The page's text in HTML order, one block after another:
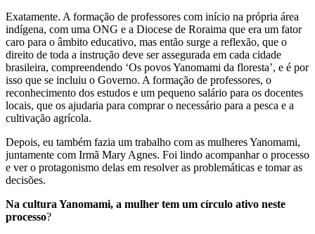
Exatamente. A formação de professores com início na própria área
indígena, com uma ONG e a Diocese de Roraima que era um fator
caro para o âmbito educativo, mas então surge a reflexão, que o
direito de toda a instrução deve ser assegurada em cada cidade
brasileira, compreendendo ‘Os povos Yanomami da floresta’, e é por
isso que se incluiu o Governo. A formação de professores, o
reconhecimento dos estudos e um pequeno salário para os docentes
locais, que os ajudaria para comprar o necessário para a pesca e a
cultivação agrícola.
Depois, eu também fazia um trabalho com as mulheres Yanomami,
juntamente com Irmã Mary Agnes. Foi lindo acompanhar o processo
e ver o protagonismo delas em resolver as problemáticas e tomar as
decisões.
Na cultura Yanomami, a mulher tem um círculo ativo neste
processo?